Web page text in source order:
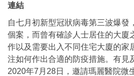
連結
自七月初新型冠狀病毒第三波爆發
個案，而曾有確診人士居住的大廈
作以及需要出入不同住宅大廈的家
注如何作出合適的防疫措施。有見
2020年7月28日，邀請瑪麗醫院微